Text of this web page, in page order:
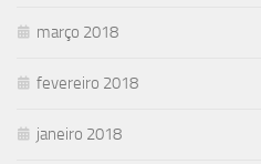
março 2018
fevereiro 2018
janeiro 2018